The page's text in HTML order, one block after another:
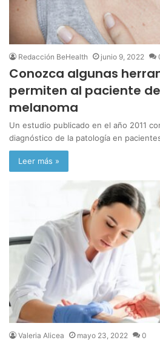
Redacción BeHealth junio 9, 2022
Conozca algunas
permiten al paciente
melanoma
Un estudio publicado en el año 2011
diagnóstico de la patología en
Leer más »
Valeria Alicea mayo 23, 2022 0